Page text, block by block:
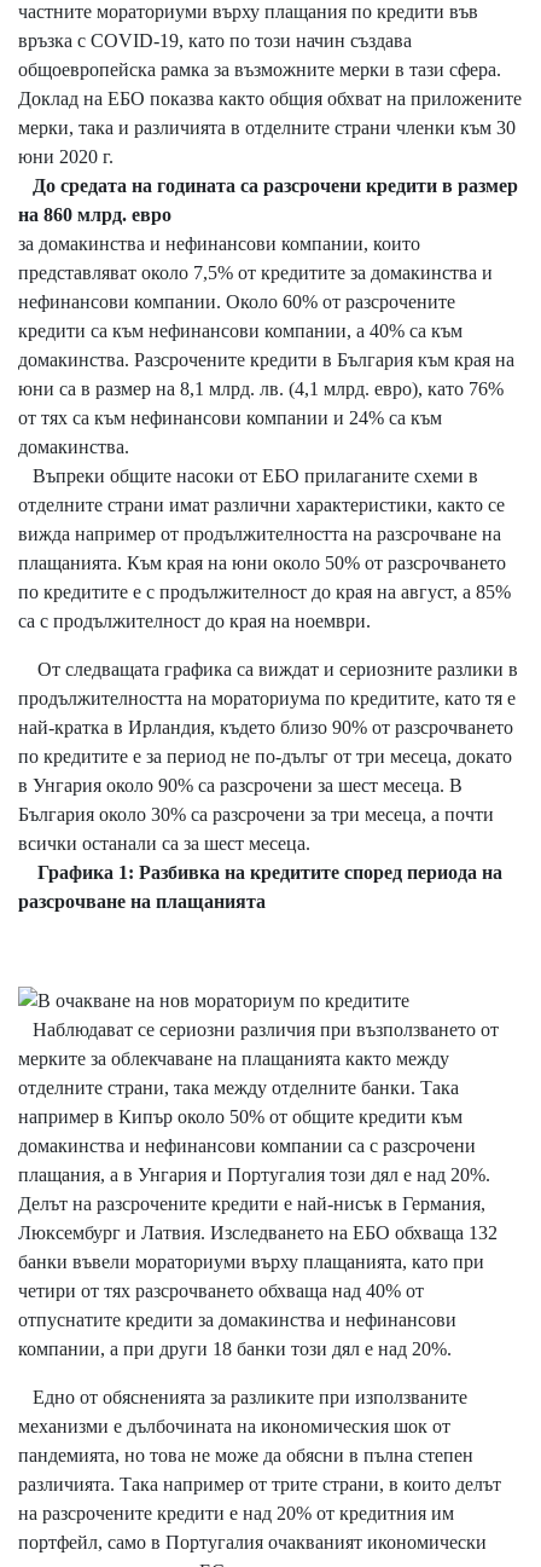
частните мораториуми върху плащания по кредити във
връзка с COVID-19, като по този начин създава
общоевропейска рамка за възможните мерки в тази сфера.
Доклад на ЕБО показва както общия обхват на приложените
мерки, така и различията в отделните страни членки към 30
юни 2020 г.
До средата на годината са разсрочени кредити в размер
на 860 млрд. евро
за домакинства и нефинансови компании, които
представляват около 7,5% от кредитите за домакинства и
нефинансови компании. Около 60% от разсрочените
кредити са към нефинансови компании, а 40% са към
домакинства. Разсрочените кредити в България към края на
юни са в размер на 8,1 млрд. лв. (4,1 млрд. евро), като 76%
от тях са към нефинансови компании и 24% са към
домакинства.
Въпреки общите насоки от ЕБО прилаганите схеми в
отделните страни имат различни характеристики, както се
вижда например от продължителността на разсрочване на
плащанията. Към края на юни около 50% от разсрочването
по кредитите е с продължителност до края на август, а 85%
са с продължителност до края на ноември.
От следващата графика са виждат и сериозните разлики в
продължителността на мораториума по кредитите, като тя е
най-кратка в Ирландия, където близо 90% от разсрочването
по кредитите е за период не по-дълъг от три месеца, докато
в Унгария около 90% са разсрочени за шест месеца. В
България около 30% са разсрочени за три месеца, а почти
всички останали са за шест месеца.
Графика 1: Разбивка на кредитите според периода на
разсрочване на плащанията
Наблюдават се сериозни различия при възползването от
мерките за облекчаване на плащанията както между
отделните страни, така между отделните банки. Така
например в Кипър около 50% от общите кредити към
домакинства и нефинансови компании са с разсрочени
плащания, а в Унгария и Португалия този дял е над 20%.
Делът на разсрочените кредити е най-нисък в Германия,
Люксембург и Латвия. Изследването на ЕБО обхваща 132
банки въвели мораториуми върху плащанията, като при
четири от тях разсрочването обхваща над 40% от
отпуснатите кредити за домакинства и нефинансови
компании, а при други 18 банки този дял е над 20%.
Едно от обясненията за разликите при използваните
механизми е дълбочината на икономическия шок от
пандемията, но това не може да обясни в пълна степен
различията. Така например от трите страни, в които делът
на разсрочените кредити е над 20% от кредитния им
портфейл, само в Португалия очакваният икономически